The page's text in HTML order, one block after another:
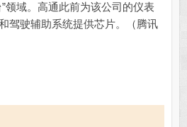
领域。高通此前为该公司的仪表
驾驶辅助系统提供芯片。（腾讯